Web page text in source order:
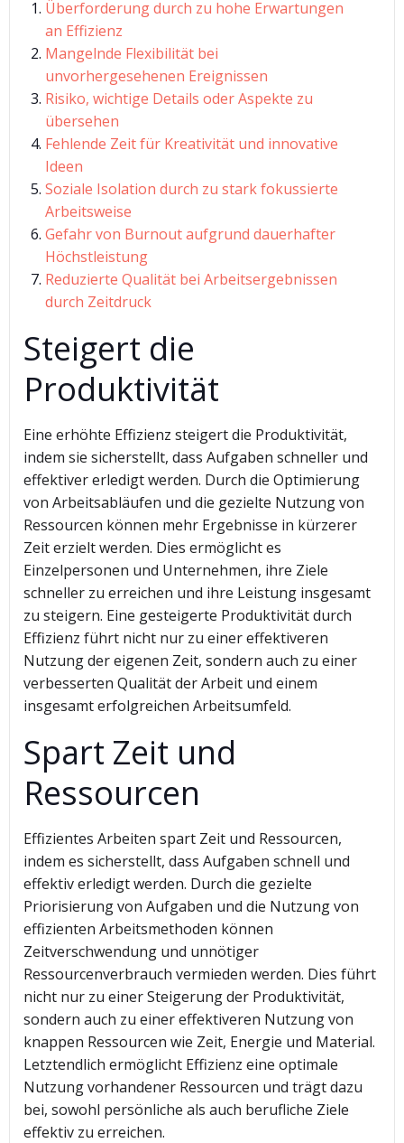
Überforderung durch zu hohe Erwartungen
an Effizienz
Mangelnde Flexibilität bei
unvorhergesehenen Ereignissen
Risiko, wichtige Details oder Aspekte zu
übersehen
Fehlende Zeit für Kreativität und innovative
Ideen
Soziale Isolation durch zu stark fokussierte
Arbeitsweise
Gefahr von Burnout aufgrund dauerhafter
Höchstleistung
Reduzierte Qualität bei Arbeitsergebnissen
durch Zeitdruck
Steigert die
Produktivität
Eine erhöhte Effizienz steigert die Produktivität,
indem sie sicherstellt, dass Aufgaben schneller und
effektiver erledigt werden. Durch die Optimierung
von Arbeitsabläufen und die gezielte Nutzung von
Ressourcen können mehr Ergebnisse in kürzerer
Zeit erzielt werden. Dies ermöglicht es
Einzelpersonen und Unternehmen, ihre Ziele
schneller zu erreichen und ihre Leistung insgesamt
zu steigern. Eine gesteigerte Produktivität durch
Effizienz führt nicht nur zu einer effektiveren
Nutzung der eigenen Zeit, sondern auch zu einer
verbesserten Qualität der Arbeit und einem
insgesamt erfolgreichen Arbeitsumfeld.
Spart Zeit und
Ressourcen
Effizientes Arbeiten spart Zeit und Ressourcen,
indem es sicherstellt, dass Aufgaben schnell und
effektiv erledigt werden. Durch die gezielte
Priorisierung von Aufgaben und die Nutzung von
effizienten Arbeitsmethoden können
Zeitverschwendung und unnötiger
Ressourcenverbrauch vermieden werden. Dies führt
nicht nur zu einer Steigerung der Produktivität,
sondern auch zu einer effektiveren Nutzung von
knappen Ressourcen wie Zeit, Energie und Material.
Letztendlich ermöglicht Effizienz eine optimale
Nutzung vorhandener Ressourcen und trägt dazu
bei, sowohl persönliche als auch berufliche Ziele
effektiv zu erreichen.